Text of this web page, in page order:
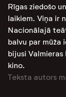
Rīgas ziedošo
laikiem. Viņa ir
Nacionālajā
balvu par mūža
bijusi
kino​​​​​​.
Teksta autors